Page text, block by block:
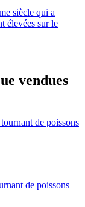
siècle qui a
élevées sur le
vendues
de poissons